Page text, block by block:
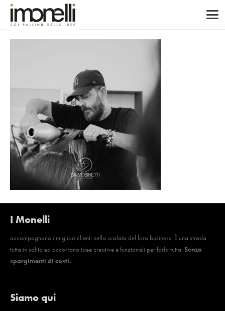
I Monelli
accompagnano i migliori clienti nella scalata del loro business. È una strada
tutta in salita ed occorrono idee creative e funzionali per farla tutta. Senza
spargimenti di costi.
Siamo qui